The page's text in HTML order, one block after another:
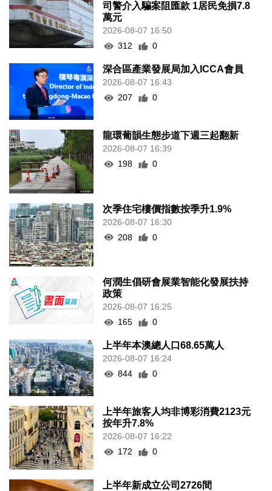
司警介入騙案阻匯款 1居民免損7.8
萬元
2026-08-07 16:50
312
0
深合區產業發展局加入ICCA會員
2026-08-07 16:43
207
0
龍環葡韻生態步道下週三起翻新
2026-08-07 16:39
198
0
次季住宅樓價指數按季升1.9%
2026-08-07 16:30
208
0
何潤生倡研會展業智能化發展扶持
政策
2026-08-07 16:25
165
0
上半年本澳總人口68.65萬人
2026-08-07 16:24
844
0
上半年旅客人均非博彩消費2123元
按年升7.8%
2026-08-07 16:22
172
0
上半年新成立公司2726間